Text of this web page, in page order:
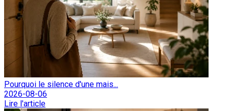
Pourquoi le silence d'une mais...
2026-08-06
Lire l'article